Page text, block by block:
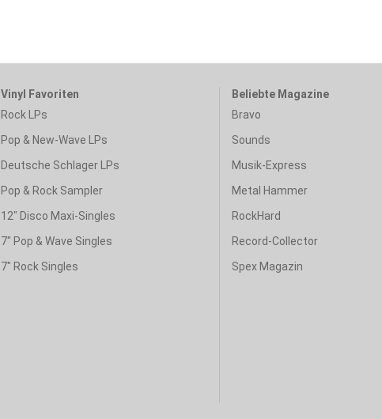
Vinyl Favoriten
Rock LPs
Pop & New-Wave LPs
Deutsche Schlager LPs
Pop & Rock Sampler
12" Disco Maxi-Singles
7" Pop & Wave Singles
7" Rock Singles
Beliebte Magazine
Bravo
Sounds
Musik-Express
Metal Hammer
RockHard
Record-Collector
Spex Magazin